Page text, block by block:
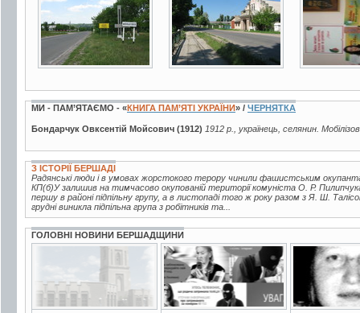
МИ - ПАМ’ЯТАЄМО - «КНИГА ПАМ’ЯТІ УКРАЇНИ» / ЧЕРНЯТКА
Бондарчук Овксентій Мойсович (1912) 1912 р., українець, селянин.
З ІСТОРІЇ БЕРШАДІ
Радянські люди і в умовах жорстокого терору чинили фашистським
КП(б)У залишив на тимчасово окупованій території комуніста О. Р.
першу в районі підпільну групу, а в листопаді того ж року разом з Я. Ш.
грудні виникла підпільна група з робітників та...
ГОЛОВНІ НОВИНИ БЕРШАДЩИНИ